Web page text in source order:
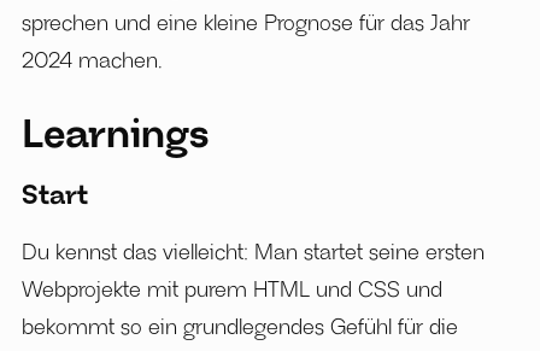
sprechen und eine kleine Prognose für das Jahr
2024 machen.
Learnings
Start
Du kennst das vielleicht: Man startet seine ersten
Webprojekte mit purem HTML und CSS und
bekommt so ein grundlegendes Gefühl für die